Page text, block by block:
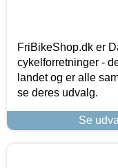
FriBikeShop.dk er
cykelforretninger -
landet og er alle
se deres udvalg.
Se